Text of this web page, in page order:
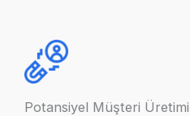
Potansiyel Müşteri